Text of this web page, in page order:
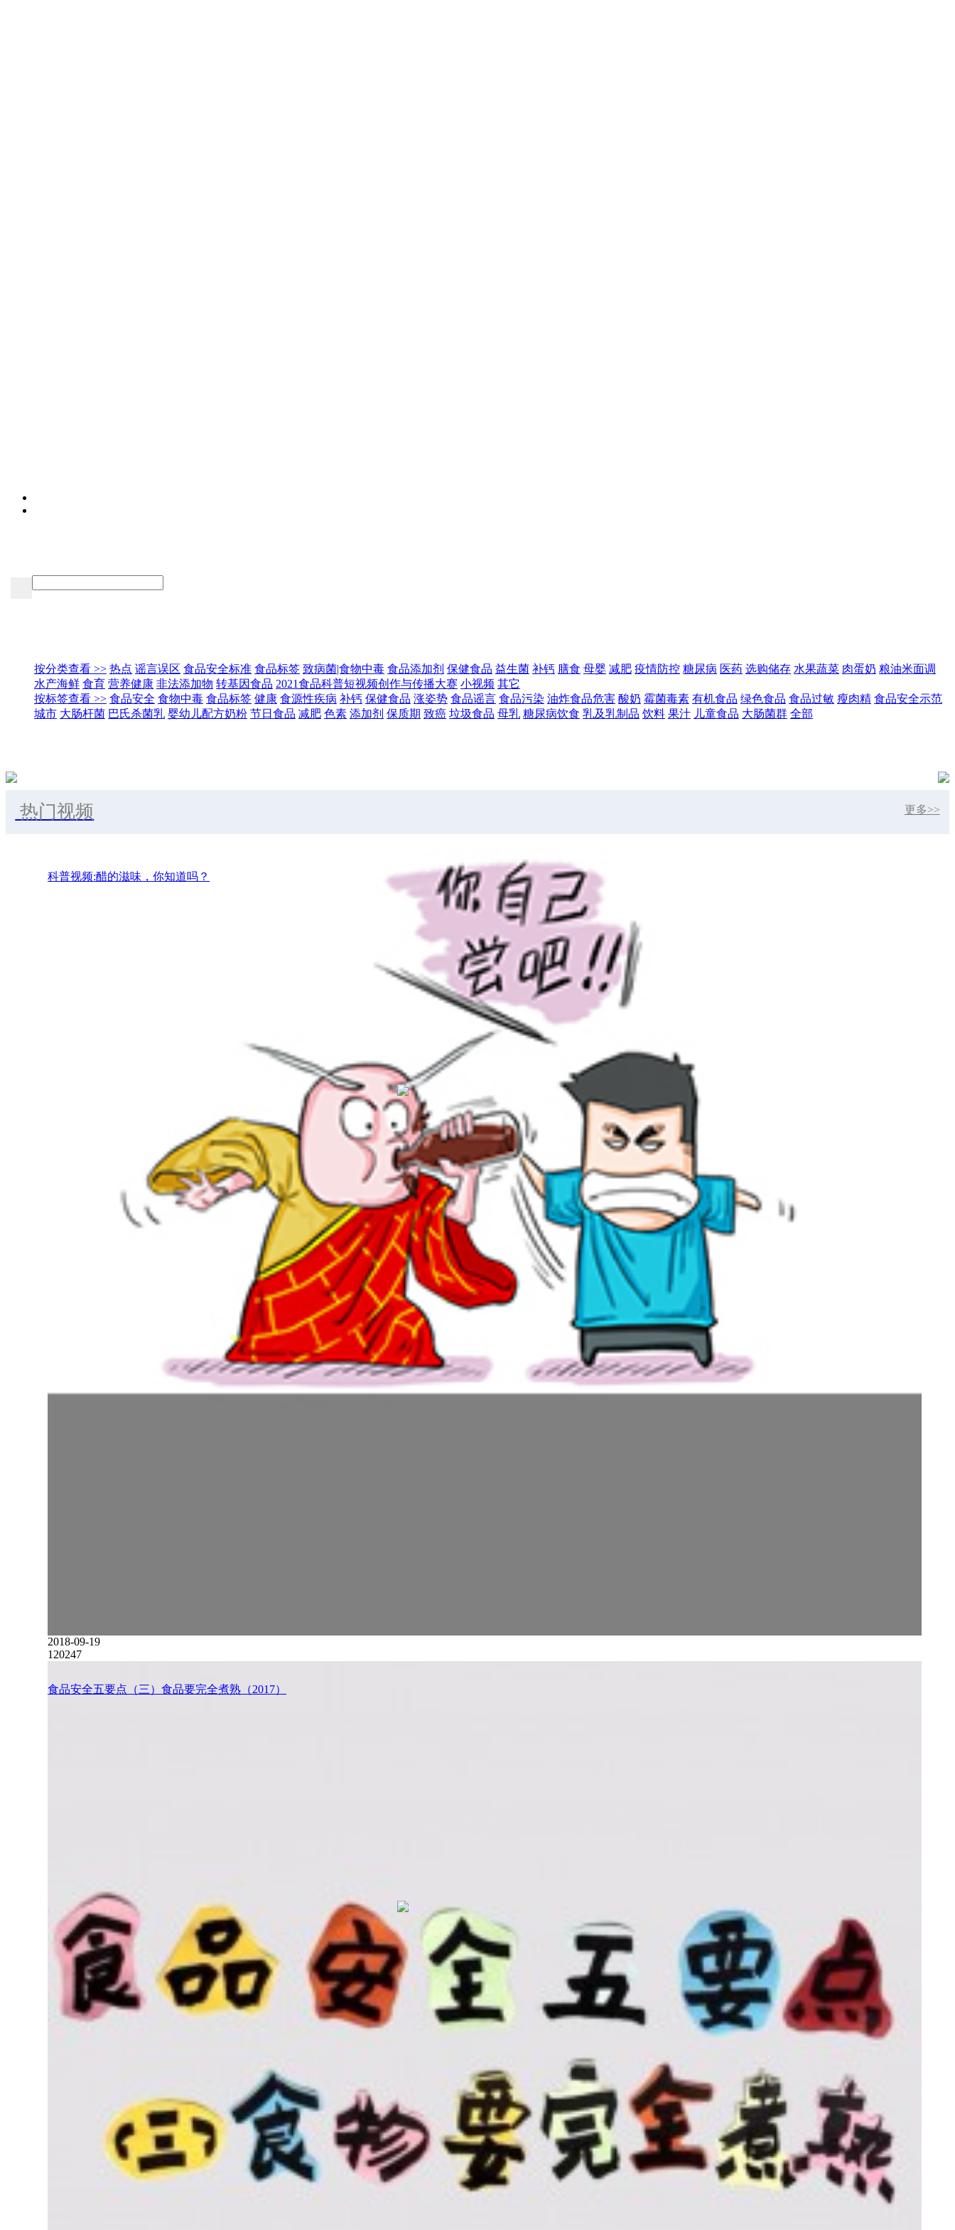
按分类查看 >> 热点 谣言误区 食品安全标准 食品标签 致病菌|食物中毒 食品添加剂 保健食品 益生菌 补钙 膳食 母婴 减肥 疫情防控 糖尿病 医药 选购储存 水果蔬菜 肉蛋奶 粮油米面调
水产海鲜 食育 营养健康 非法添加物 转基因食品 2021食品科普短视频创作与传播大赛 小视频 其它
按标签查看 >> 食品安全 食物中毒 食品标签 健康 食源性疾病 补钙 保健食品 涨姿势 食品谣言 食品污染 油炸食品危害 酸奶 霉菌毒素 有机食品 绿色食品 食品过敏 瘦肉精 食品安全示范
城市 大肠杆菌 巴氏杀菌乳 婴幼儿配方奶粉 节日食品 减肥 色素 添加剂 保质期 致癌 垃圾食品 母乳 糖尿病饮食 乳及乳制品 饮料 果汁 儿童食品 大肠菌群 全部
热门视频 更多>>
科普视频:醋的滋味，你知道吗？
2018-09-19
120247
食品安全五要点（三）食品要完全煮熟（2017）